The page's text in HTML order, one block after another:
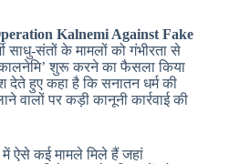
Kalnemi Against Fake
साधु-संतों के मामलों को गंभीरता से
शुरू करने का फैसला किया
हुए कहा है कि सनातन धर्म की
पर कड़ी कानूनी कार्रवाई की
में ऐसे कई मामले मिले हैं जहां